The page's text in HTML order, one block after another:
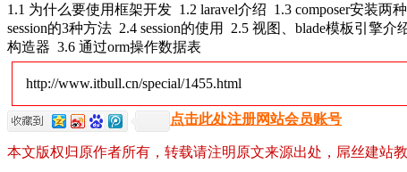
1.1 为什么要使用框架开发 1.2 laravel介绍 1.3 composer安装
session的3种方法 2.4 session的使用 2.5 视图、blade模板引
构造器 3.6 通过orm操作数据表
http://www.itbull.cn/special/1455.html
点击此处注册网站会员账号
本文版权归原作者所有，转载请注明原文来源出处，屌丝建站